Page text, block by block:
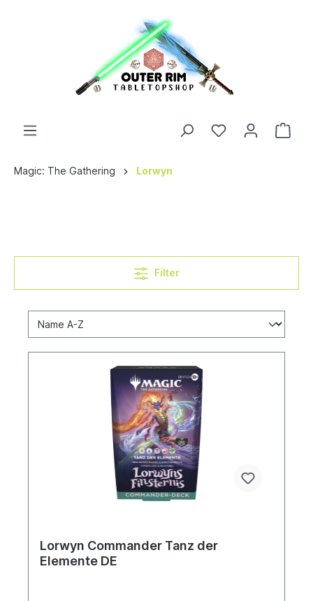
Magic: The Gathering Lorwyn
Filter
Lorwyn Commander Tanz der
Elemente DE